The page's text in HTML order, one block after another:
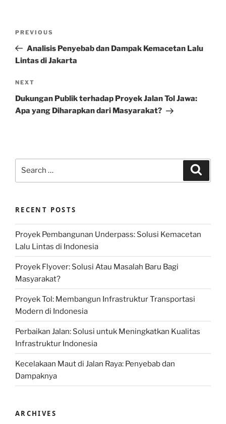
Previous
Post
PREVIOUS
Analisis Penyebab dan Dampak Kemacetan Lalu
Lintas di Jakarta
Next
Post
NEXT
Dukungan Publik terhadap Proyek Jalan Tol Jawa:
Apa yang Diharapkan dari Masyarakat?
RECENT POSTS
Proyek Pembangunan Underpass: Solusi Kemacetan
Lalu Lintas di Indonesia
Proyek Flyover: Solusi Atau Masalah Baru Bagi
Masyarakat?
Proyek Tol: Membangun Infrastruktur Transportasi
Modern di Indonesia
Perbaikan Jalan: Solusi untuk Meningkatkan Kualitas
Infrastruktur Indonesia
Kecelakaan Maut di Jalan Raya: Penyebab dan
Dampaknya
ARCHIVES